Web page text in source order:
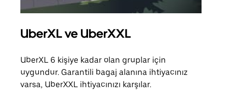
UberXL ve UberXXL
UberXL 6 kişiye kadar olan gruplar için
uygundur. Garantili bagaj alanına ihtiyacınız
varsa, UberXXL ihtiyacınızı karşılar.